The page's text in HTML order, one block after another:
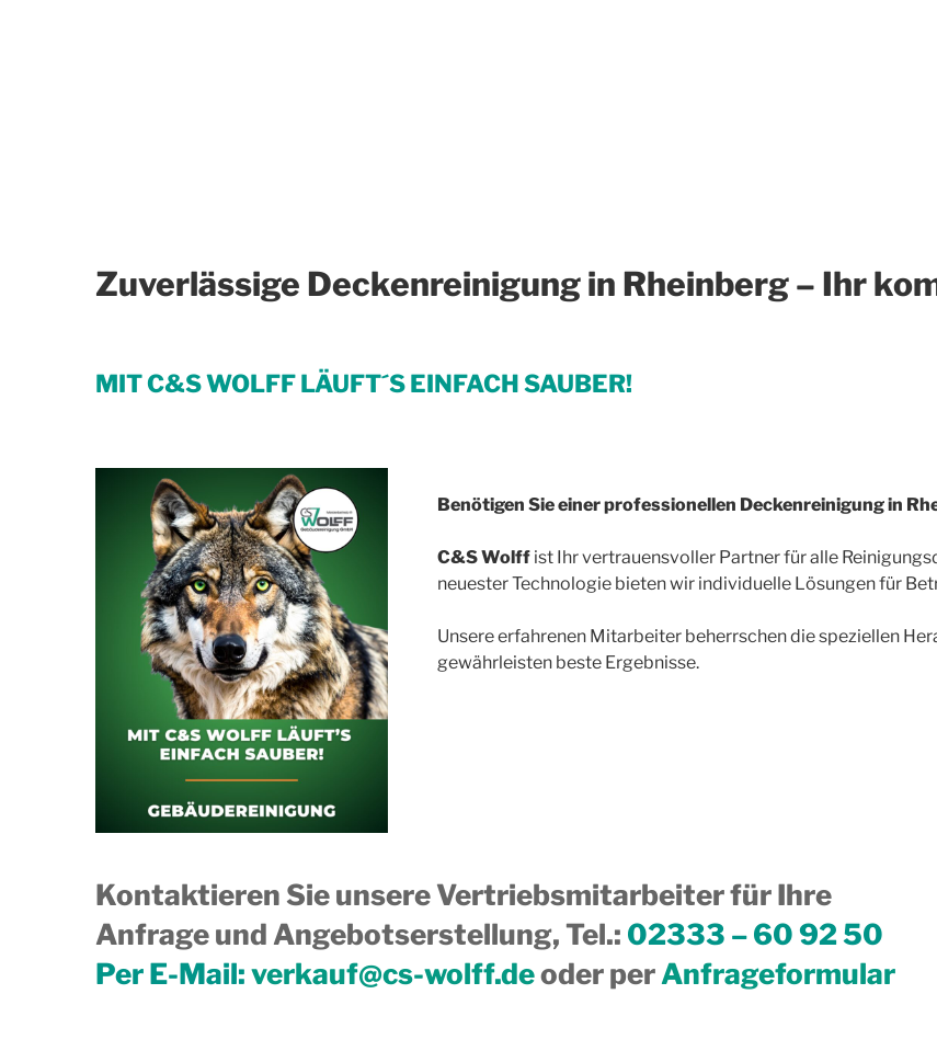
Zuverlässige Deckenreinigung in Rheinberg – Ihr
MIT C&S WOLFF LÄUFT´S EINFACH SAUBER!
Benötigen Sie einer professionellen Deckenreinigung in
C&S Wolff ist Ihr vertrauensvoller Partner für alle
neuester Technologie bieten wir individuelle Lösungen für
Unsere erfahrenen Mitarbeiter beherrschen die speziellen
gewährleisten beste Ergebnisse.
Kontaktieren Sie unsere Vertriebsmitarbeiter für Ihre
Anfrage und Angebotserstellung, Tel.: 02333 – 60 92 50
Per E-Mail:verkauf@cs-wolff.deoder perAnfrageformular